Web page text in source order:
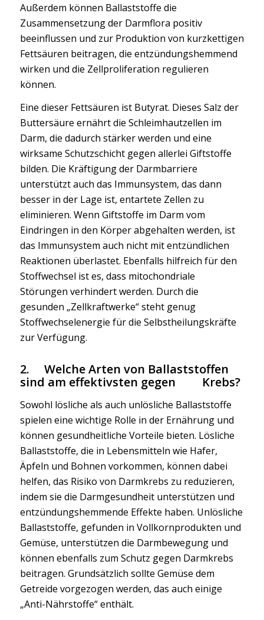
Außerdem können Ballaststoffe die
Zusammensetzung der Darmflora positiv
beeinflussen und zur Produktion von kurzkettigen
Fettsäuren beitragen, die entzündungshemmend
wirken und die Zellproliferation regulieren
können.
Eine dieser Fettsäuren ist Butyrat. Dieses Salz der
Buttersäure ernährt die Schleimhautzellen im
Darm, die dadurch stärker werden und eine
wirksame Schutzschicht gegen allerlei Giftstoffe
bilden. Die Kräftigung der Darmbarriere
unterstützt auch das Immunsystem, das dann
besser in der Lage ist, entartete Zellen zu
eliminieren. Wenn Giftstoffe im Darm vom
Eindringen in den Körper abgehalten werden, ist
das Immunsystem auch nicht mit entzündlichen
Reaktionen überlastet. Ebenfalls hilfreich für den
Stoffwechsel ist es, dass mitochondriale
Störungen verhindert werden. Durch die
gesunden „Zellkraftwerke“ steht genug
Stoffwechselenergie für die Selbstheilungskräfte
zur Verfügung.
2. Welche Arten von Ballaststoffen
sind am effektivsten gegen Krebs?
Sowohl lösliche als auch unlösliche Ballaststoffe
spielen eine wichtige Rolle in der Ernährung und
können gesundheitliche Vorteile bieten. Lösliche
Ballaststoffe, die in Lebensmitteln wie Hafer,
Äpfeln und Bohnen vorkommen, können dabei
helfen, das Risiko von Darmkrebs zu reduzieren,
indem sie die Darmgesundheit unterstützen und
entzündungshemmende Effekte haben. Unlösliche
Ballaststoffe, gefunden in Vollkornprodukten und
Gemüse, unterstützen die Darmbewegung und
können ebenfalls zum Schutz gegen Darmkrebs
beitragen. Grundsätzlich sollte Gemüse dem
Getreide vorgezogen werden, das auch einige
„Anti-Nährstoffe“ enthält.